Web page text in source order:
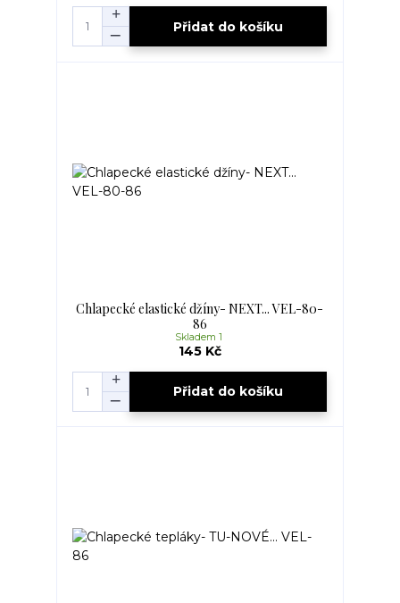
Přidat do košíku
Chlapecké elastické džíny- NEXT... VEL-80-
86
145 Kč
Skladem 1
Přidat do košíku